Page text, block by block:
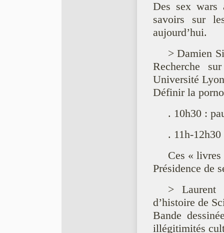
Des sex wars
savoirs sur
aujourd’hui.
> Damien
Recherche
Université
Définir la
. 10h30 :
. 11h-12h30
Ces « livres
Présidence de
> Laurent
d’histoire de
Bande
illégitimités